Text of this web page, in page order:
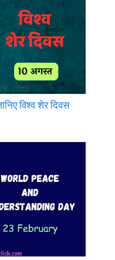
विश्व शेर दिवस